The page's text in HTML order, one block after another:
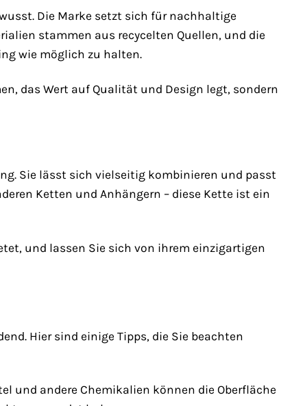
Die Marke setzt sich für nachhaltige
stammen aus recycelten Quellen, und die
wie möglich zu halten.
das Wert auf Qualität und Design legt, sondern
Sie lässt sich vielseitig kombinieren und passt
Ketten und Anhängern – diese Kette ist ein
und lassen Sie sich von ihrem einzigartigen
Hier sind einige Tipps, die Sie beachten
und andere Chemikalien können die Oberfläche